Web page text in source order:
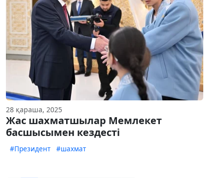
28 қараша, 2025
Жас шахматшылар Мемлекет
басшысымен кездесті
#Президент #шахмат